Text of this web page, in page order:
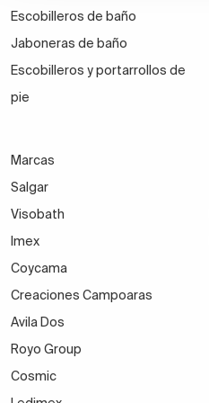
Escobilleros de baño
Jaboneras de baño
Escobilleros y portarrollos de
pie
Marcas
Salgar
Visobath
Imex
Coycama
Creaciones Campoaras
Avila Dos
Royo Group
Cosmic